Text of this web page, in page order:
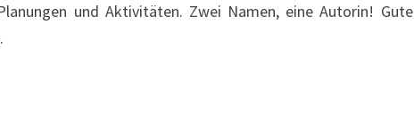
und Aktivitäten. Zwei Namen, eine Autorin! Gute